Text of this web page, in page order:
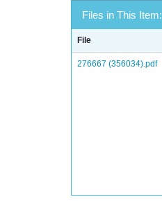
Files in This Item:
File
276667 (356034).pdf